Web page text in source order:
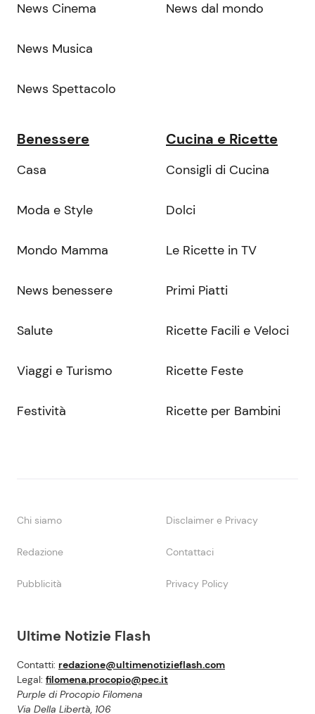
Ultime Notizie Flash
Contatti: redazione@ultimenotizieflash.com
Legal: filomena.procopio@pec.it
Purple di Procopio Filomena
Via Della Libertà, 106
News Cinema
News Musica
News Spettacolo
News dal mondo
Benessere
Casa
Moda e Style
Mondo Mamma
News benessere
Salute
Viaggi e Turismo
Festività
Cucina e Ricette
Consigli di Cucina
Dolci
Le Ricette in TV
Primi Piatti
Ricette Facili e Veloci
Ricette Feste
Ricette per Bambini
Chi siamo Disclaimer e Privacy
Redazione Contattaci
Pubblicità Privacy Policy